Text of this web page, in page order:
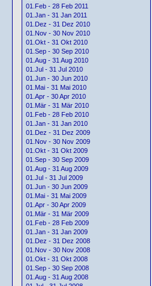
01.Feb - 28 Feb 2011
01.Jan - 31 Jan 2011
01.Dez - 31 Dez 2010
01.Nov - 30 Nov 2010
01.Okt - 31 Okt 2010
01.Sep - 30 Sep 2010
01.Aug - 31 Aug 2010
01.Jul - 31 Jul 2010
01.Jun - 30 Jun 2010
01.Mai - 31 Mai 2010
01.Apr - 30 Apr 2010
01.Mär - 31 Mär 2010
01.Feb - 28 Feb 2010
01.Jan - 31 Jan 2010
01.Dez - 31 Dez 2009
01.Nov - 30 Nov 2009
01.Okt - 31 Okt 2009
01.Sep - 30 Sep 2009
01.Aug - 31 Aug 2009
01.Jul - 31 Jul 2009
01.Jun - 30 Jun 2009
01.Mai - 31 Mai 2009
01.Apr - 30 Apr 2009
01.Mär - 31 Mär 2009
01.Feb - 28 Feb 2009
01.Jan - 31 Jan 2009
01.Dez - 31 Dez 2008
01.Nov - 30 Nov 2008
01.Okt - 31 Okt 2008
01.Sep - 30 Sep 2008
01.Aug - 31 Aug 2008